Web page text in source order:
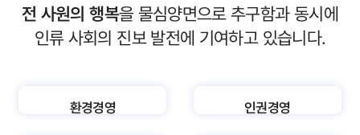
전 사원의 행복을 물심양면으로 추구함과 동시에
인류 사회의 진보 발전에 기여하고 있습니다.
환경경영 인권경영